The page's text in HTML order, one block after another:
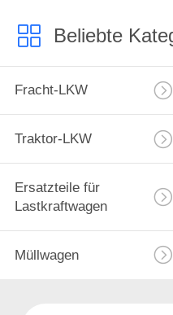
Beliebte
Fracht-LKW
Traktor-LKW
Ersatzteile für
Lastkraftwagen
Müllwagen